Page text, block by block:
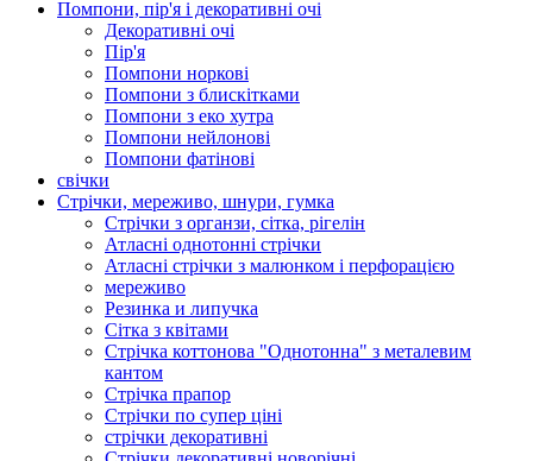
Помпони, пір'я і декоративні очі
Декоративні очі
Пір'я
Помпони норкові
Помпони з блискітками
Помпони з еко хутра
Помпони нейлонові
Помпони фатінові
свічки
Стрічки, мереживо, шнури, гумка
Стрічки з органзи, сітка, рігелін
Атласні однотонні стрічки
Атласні стрічки з малюнком і перфорацією
мереживо
Резинка и липучка
Сітка з квітами
Стрічка коттонова "Однотонна" з металевим
кантом
Стрічка прапор
Стрічки по супер ціні
стрічки декоративні